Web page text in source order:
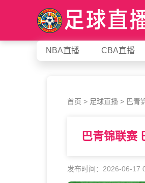
NBA直播 CBA直播
首页 > 足球直播 > 巴青
巴青锦联赛
发布时间：2026-06-17